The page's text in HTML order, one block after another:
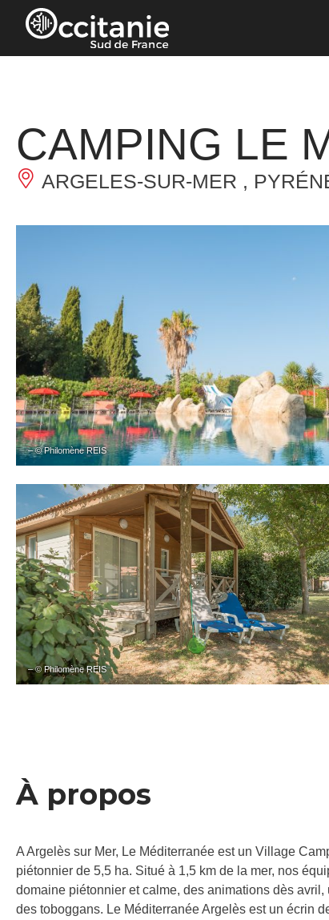
Panneau de gestion des cookies
CAMPING LE
ARGELES-SUR-MER ,
– © Philomène REIS
– © Philomène REIS
À propos
A Argelès sur Mer, Le Méditerranée est un Village
piétonnier de 5,5 ha. Situé à 1,5 km de la mer, nos
domaine piétonnier et calme, des animations dès
des toboggans. Le Méditerranée Argelès est un écrin